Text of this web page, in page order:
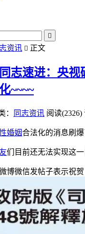

资讯  正文
志速进：央视
~~~~
： 同志资讯 阅读(2326)
婚姻合法化的消息刷爆
们目前还无法实现这一
博微信发帖子表示祝贺